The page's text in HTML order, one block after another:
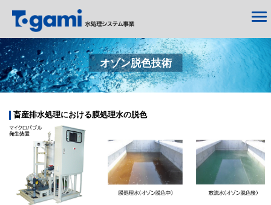
オゾン脱色技術
畜産排水処理における膜処理水の脱色